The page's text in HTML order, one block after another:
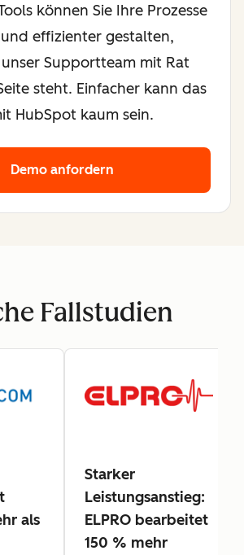
können Sie Ihre Prozesse
effizienter gestalten,
Supportteam mit Rat
steht. Einfacher kann das
HubSpot kaum sein.
Demo anfordern
Fallstudien
als
Starker
Leistungsanstieg:
ELPRO bearbeitet
150 % mehr